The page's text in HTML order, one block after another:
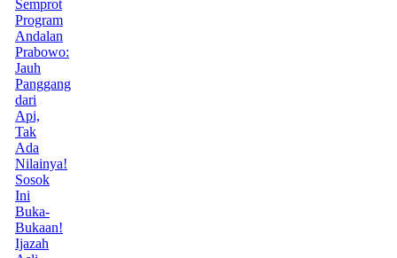
Semprot
Program
Andalan
Prabowo:
Jauh
Panggang
dari
Api,
Tak
Ada
Nilainya!
Sosok
Ini
Buka-
Bukaan!
Ijazah